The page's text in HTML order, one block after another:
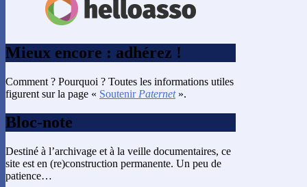
Mieux encore : adhérez !
Comment ? Pourquoi ? Toutes les informations utiles
figurent sur la page « Soutenir Paternet».
Bloc-note
Destiné à l’archivage et à la veille documentaires, ce
site est en (re)construction permanente. Un peu de
patience…